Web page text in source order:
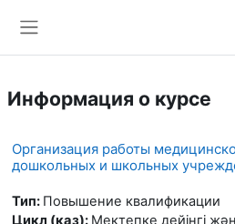
Информация о курсе
Организация работы
дошкольных и школьных
Тип: Повышение квалификации
Цикл (каз): Мектепке дейінгі